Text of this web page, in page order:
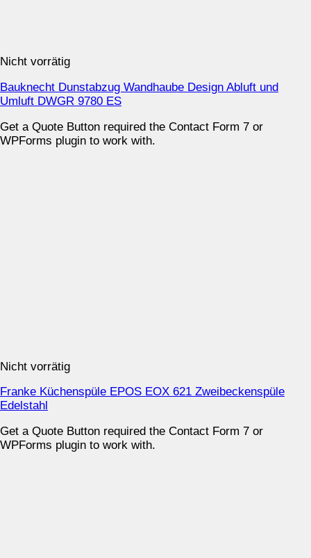
Nicht vorrätig
Bauknecht Dunstabzug Wandhaube Design Abluft und
Umluft DWGR 9780 ES
Get a Quote Button required the Contact Form 7 or
WPForms plugin to work with.
Nicht vorrätig
Franke Küchenspüle EPOS EOX 621 Zweibeckenspüle
Edelstahl
Get a Quote Button required the Contact Form 7 or
WPForms plugin to work with.